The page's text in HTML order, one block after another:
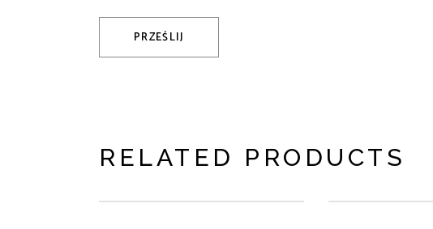
PRZEŚLIJ
RELATED PRODUCTS